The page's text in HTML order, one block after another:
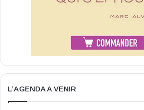
L’AGENDA A VENIR